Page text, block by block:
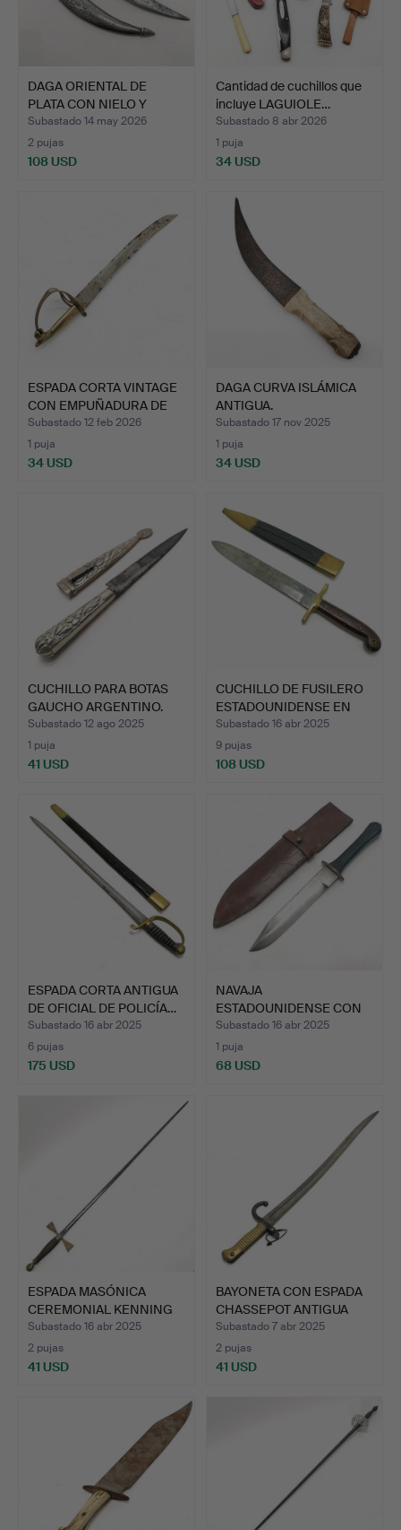
DAGA ORIENTAL DE
PLATA CON NIELO Y
VAINA C…
Subastado 14 may 2026
2 pujas
108 USD
Cantidad de cuchillos que
incluye LAGUIOLE…
Subastado 8 abr 2026
1 puja
34 USD
ESPADA CORTA VINTAGE
CON EMPUÑADURA DE
LAT…
Subastado 12 feb 2026
1 puja
34 USD
DAGA CURVA ISLÁMICA
ANTIGUA.
Subastado 17 nov 2025
1 puja
34 USD
CUCHILLO PARA BOTAS
GAUCHO ARGENTINO.
Subastado 12 ago 2025
1 puja
41 USD
CUCHILLO DE FUSILERO
ESTADOUNIDENSE EN
VAI…
Subastado 16 abr 2025
9 pujas
108 USD
ESPADA CORTA ANTIGUA
DE OFICIAL DE POLICÍA…
Subastado 16 abr 2025
6 pujas
175 USD
NAVAJA
ESTADOUNIDENSE CON
MANGO NEGRO Y VA…
Subastado 16 abr 2025
1 puja
68 USD
ESPADA MASÓNICA
CEREMONIAL KENNING
CON HOJ…
Subastado 16 abr 2025
2 pujas
41 USD
BAYONETA CON ESPADA
CHASSEPOT ANTIGUA
FRAN…
Subastado 7 abr 2025
2 pujas
41 USD